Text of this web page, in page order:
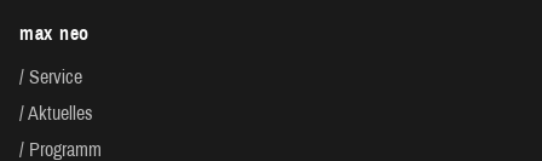
max neo
Service
Aktuelles
Programm